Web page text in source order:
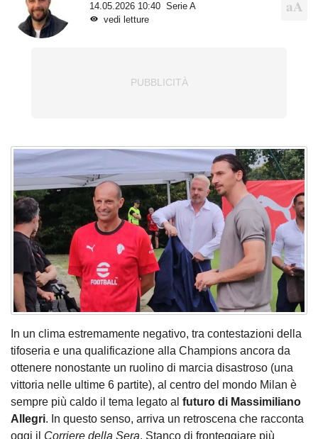
14.05.2026 10:40
Serie A
vedi letture
In un clima estremamente negativo, tra contestazioni della
tifoseria e una qualificazione alla Champions ancora da
ottenere nonostante un ruolino di marcia disastroso (una
vittoria nelle ultime 6 partite), al centro del mondo Milan è
sempre più caldo il tema legato al futuro di Massimiliano
Allegri. In questo senso, arriva un retroscena che racconta
oggi il Corriere della Sera. Stanco di fronteggiare più